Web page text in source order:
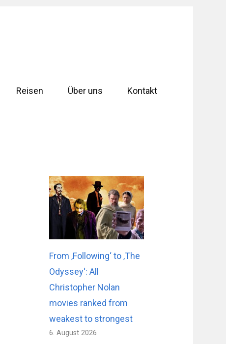
Reisen Über uns Kontakt
From ‚Following‘ to ‚The
Odyssey‘: All
Christopher Nolan
movies ranked from
weakest to strongest
6. August 2026